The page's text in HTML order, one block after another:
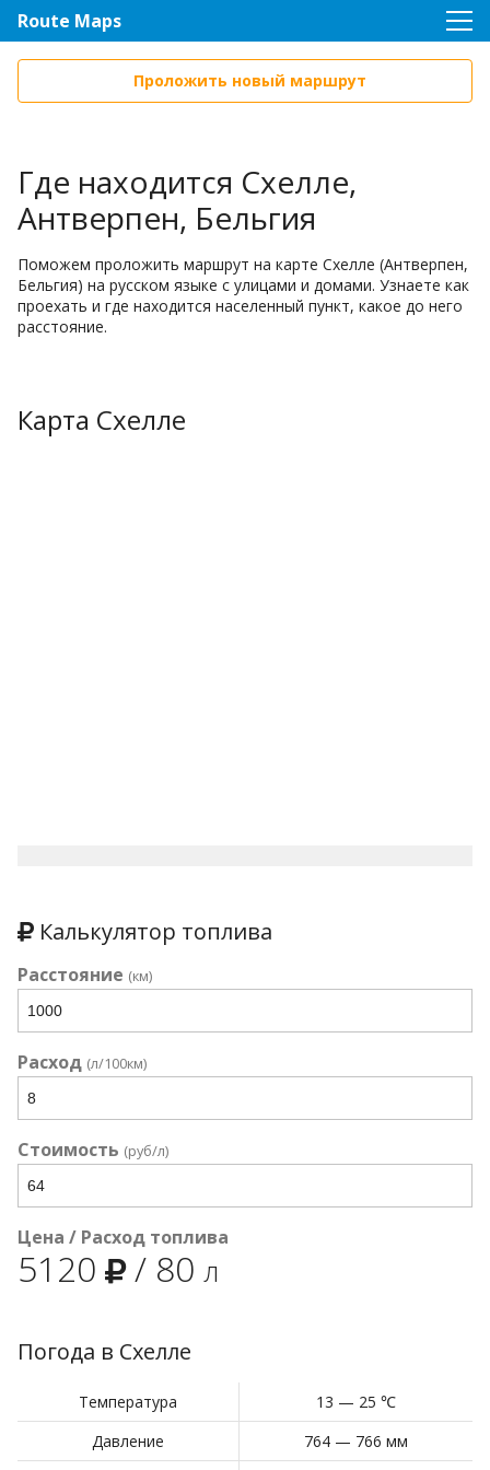
Route Maps
Проложить новый маршрут
Где находится Схелле,
Антверпен, Бельгия
Поможем проложить маршрут на карте Схелле (Антверпен,
Бельгия) на русском языке с улицами и домами. Узнаете как
проехать и где находится населенный пункт, какое до него
расстояние.
Карта Схелле
Калькулятор топлива
Расстояние (км)
Расход (л/100км)
Стоимость (руб/л)
Цена / Расход топлива
5120 / 80 л
Погода в Схелле
Температура
13 — 25 ℃
Давление
764 — 766 мм